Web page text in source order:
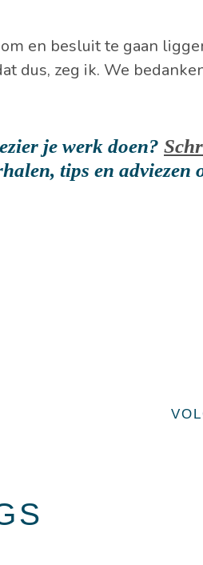
en besluit te gaan
dus, zeg ik. We
je werk doen?
tips en adviezen